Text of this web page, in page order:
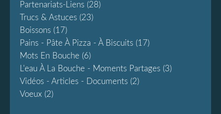
Partenariats-Liens (28)
Trucs & Astuces (23)
Boissons (17)
Pains - Pâte À Pizza - À Biscuits (17)
Mots En Bouche (6)
L'eau À La Bouche - Moments Partages (3)
Vidéos - Articles - Documents (2)
Voeux (2)